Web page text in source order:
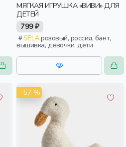
МЯГКАЯ ИГРУШКА «ВИВИ» ДЛЯ
ДЕТЕЙ
799 ₽
SELAрозовый, россия, бант,
вышивка, девочки, дети
- 57 %